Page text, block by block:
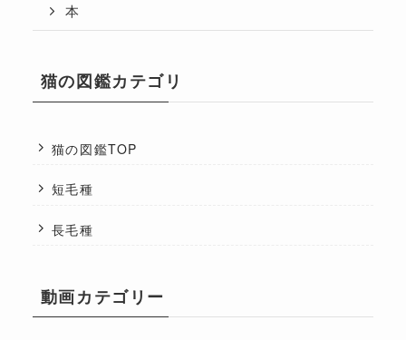
本
猫の図鑑カテゴリ
猫の図鑑TOP
短毛種
長毛種
動画カテゴリー